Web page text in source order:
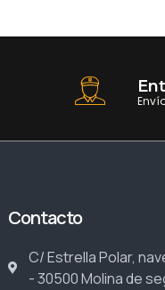
Contacto
C/ Estrella Polar,
- 30500 Molina de